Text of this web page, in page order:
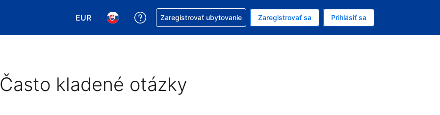
EUR
Vybrať menu. Momentálne máte zvolenú menu EUR
Vybrať jazyk. Momentálne máte zvolený jazyk V slovenčine
Získajte pomoc s rezerváciou
Zaregistrovať ubytovanie Zaregistrovať sa Prihlásiť sa
Často kladené otázky